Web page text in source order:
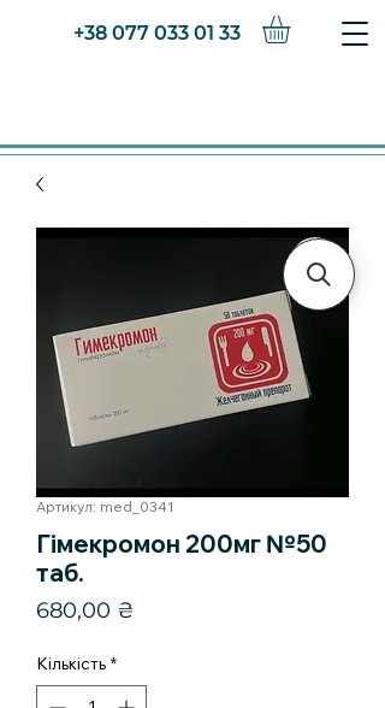
+38 077 033 01 33
Артикул: med_0341
Гімекромон 200мг №50
таб.
680,00 ₴
Кількість *